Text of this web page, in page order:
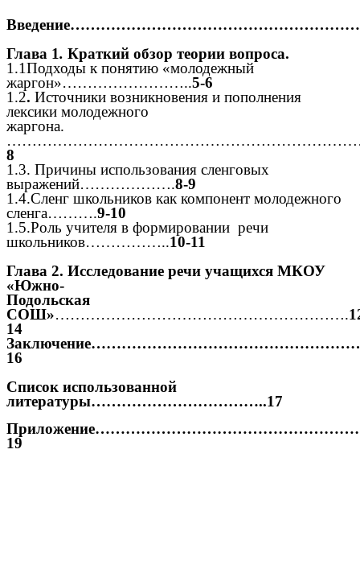
Глава 1. Краткий обзор теории вопроса.
1.1Подходы к понятию «молодежный
жаргон»……………………..5-6
1.2. Источники возникновения и пополнения
лексики молодежного
жаргона.
8
1.3. Причины использования сленговых
выражений……………….8-9
1.4.Сленг школьников как компонент молодежного
сленга……….9-10
1.5.Роль учителя в формировании речи
школьников……………..10-11
Глава 2. Исследование речи учащихся МКОУ
«Южно-
Подольская
СОШ»………………………………………………….
14
16
Список использованной
литературы……………………………..17
19